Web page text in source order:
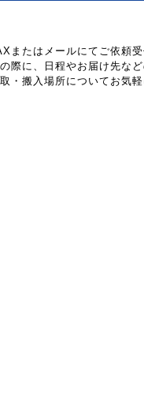
またはメールにてご依頼受
際に、日程やお届け先など
・搬入場所についてお気軽